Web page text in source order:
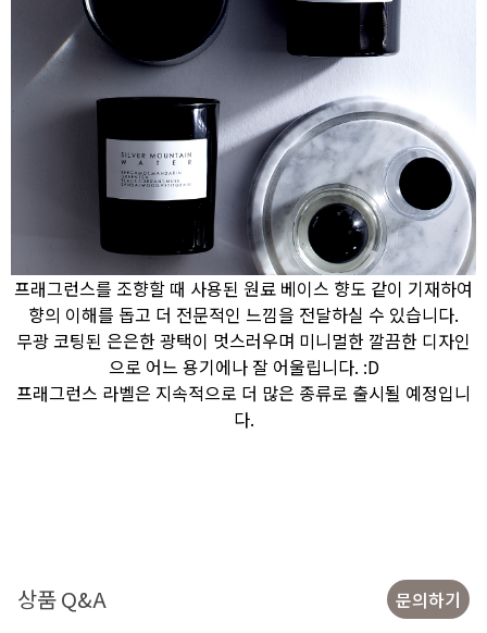
프래그런스를 조향할 때 사용된 원료 베이스 향도 같이 기재하여
향의 이해를 돕고 더 전문적인 느낌을 전달하실 수 있습니다.
무광 코팅된 은은한 광택이 멋스러우며 미니멀한 깔끔한 디자인
으로 어느 용기에나 잘 어울립니다. :D
프래그런스 라벨은 지속적으로 더 많은 종류로 출시될 예정입니
다.
상품 Q&A
문의하기